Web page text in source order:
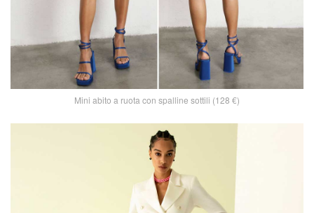
Mini abito a ruota con spalline sottili (128 €)